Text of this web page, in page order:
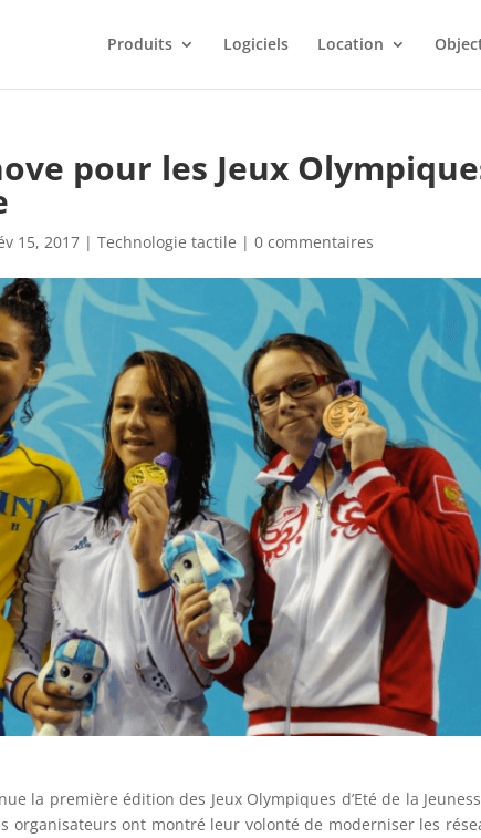
Produits Logiciels Location
pour les Jeux
15, 2017 |Technologie tactile |0 commentaires
la première édition des Jeux Olympiques d’Eté de la
organisateurs ont montré leur volonté de moderniser les